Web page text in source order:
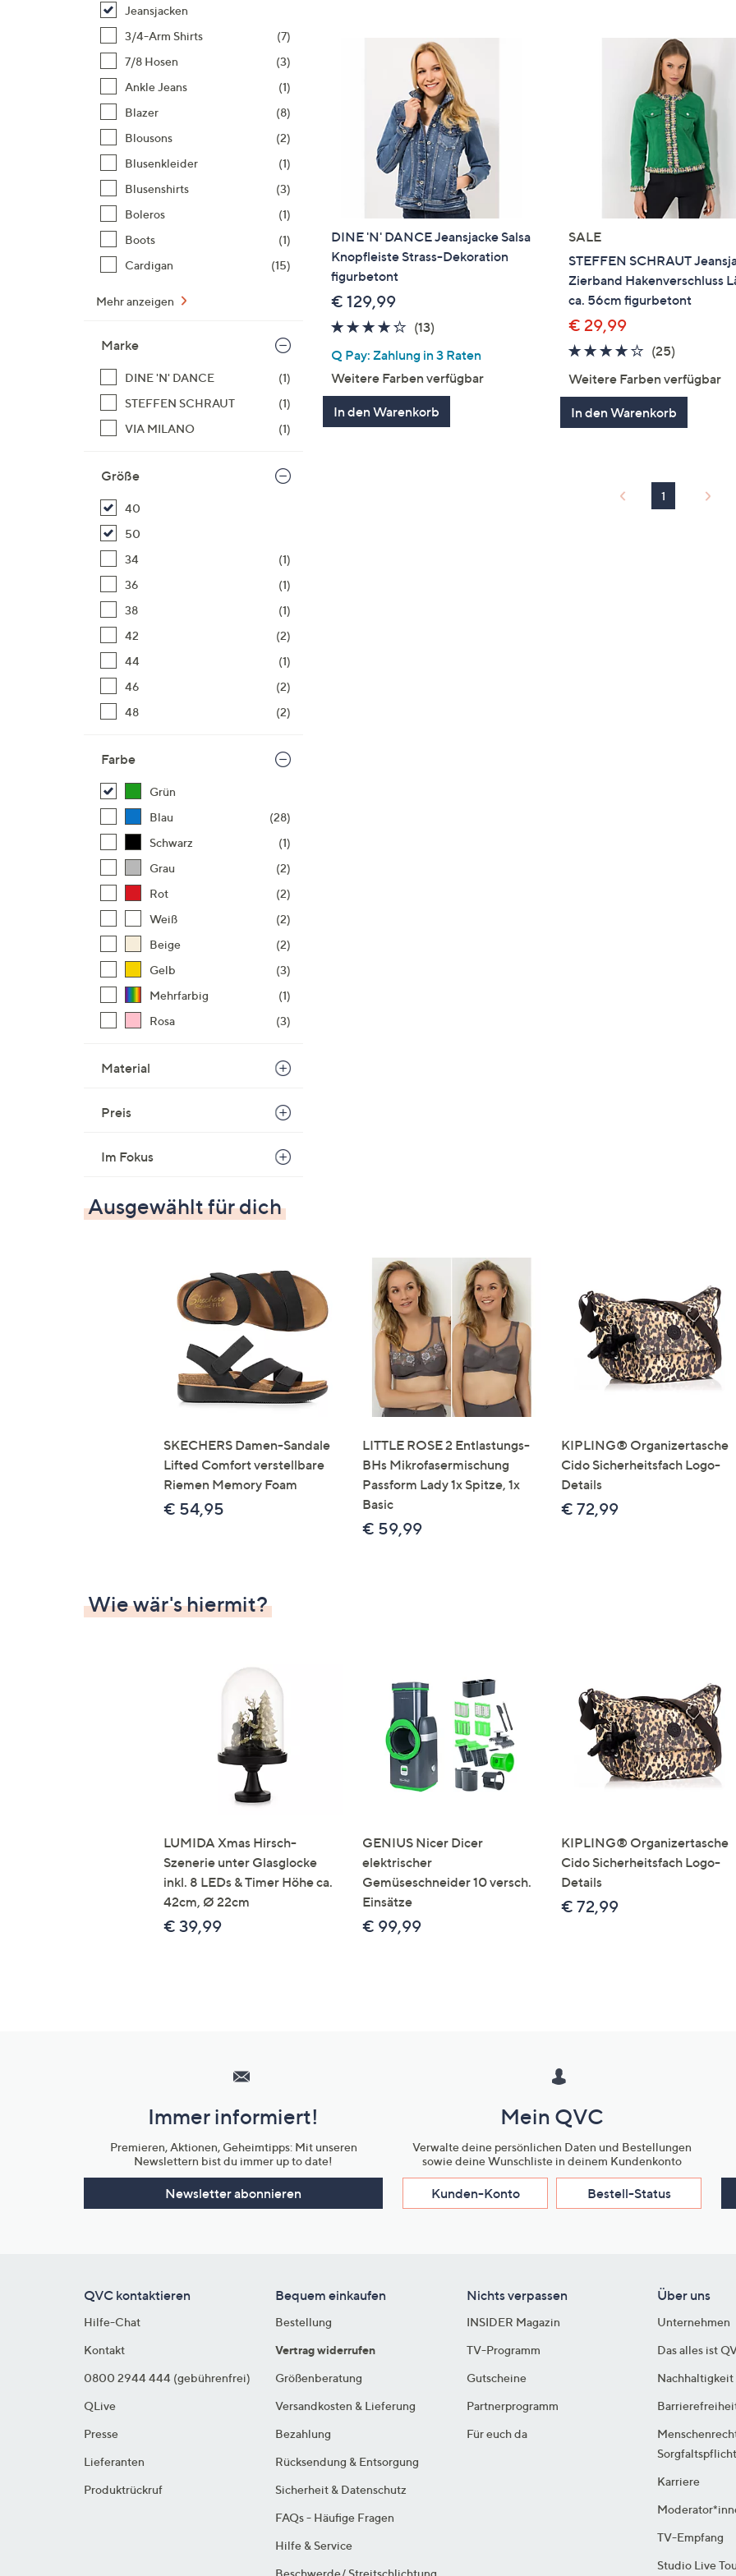
rechts,
anzuzeigen.
Jeansjacken
3/4-Arm Shirts
(7)
7/8 Hosen
(3)
Ankle Jeans
(1)
Blazer
(8)
Blousons
(2)
Blusenkleider
(1)
Blusenshirts
(3)
Boleros
(1)
Boots
(1)
Cardigan
(15)
Mehr anzeigen
Marke
DINE 'N' DANCE
(1)
STEFFEN SCHRAUT
(1)
VIA MILANO
(1)
Größe
40
50
34
(1)
36
(1)
38
(1)
42
(2)
44
(1)
46
(2)
48
(2)
Farbe
Grün
Blau
(28)
Schwarz
(1)
Grau
(2)
Rot
(2)
Weiß
(2)
Beige
(2)
Gelb
(3)
Mehrfarbig
(1)
Rosa
(3)
Material
Preis
Im Fokus
DINE 'N' DANCE Jeansjacke Salsa
Knopfleiste Strass-Dekoration
figurbetont
€ 129,99
4.2
5
(13)13
Q Pay: Zahlung in 3 Raten
Weitere Farben verfügbar
In den Warenkorb
SALE
STEFFEN SCHRAUT
Zierband Hakenverschluss
ca. 56cm figurbetont
€ 29,99
3.6
5
(25)
Weitere Farben verfügbar
In den Warenkorb
1
Ausgewählt für dich
SKECHERS Damen-Sandale
Lifted Comfort verstellbare
Riemen Memory Foam
€ 54,95
LITTLE ROSE 2 Entlastungs-
BHs Mikrofasermischung
Passform Lady 1x Spitze, 1x
Basic
€ 59,99
KIPLING® Organizertasche
Cido Sicherheitsfach Logo-
Details
€ 72,99
Wie wär's hiermit?
LUMIDA Xmas Hirsch-
Szenerie unter Glasglocke
inkl. 8 LEDs & Timer Höhe ca.
42cm, Ø 22cm
€ 39,99
GENIUS Nicer Dicer
elektrischer
Gemüseschneider 10 versch.
Einsätze
€ 99,99
KIPLING® Organizertasche
Cido Sicherheitsfach Logo-
Details
€ 72,99
Unternehmensinformationen
Immer informiert!
Premieren, Aktionen, Geheimtipps: Mit unseren
Newslettern bist du immer up to date!
Newsletter abonnieren
Mein QVC
Verwalte deine persönlichen Daten und Bestellungen
sowie deine Wunschliste in deinem Kundenkonto
Kunden-Konto Bestell-Status
QVC kontaktieren
Hilfe-Chat
Kontakt
0800 2944 444 (gebührenfrei)
QLive
Presse
Lieferanten
Produktrückruf
Bequem einkaufen
Bestellung
Vertrag widerrufen
Größenberatung
Versandkosten & Lieferung
Bezahlung
Rücksendung & Entsorgung
Sicherheit & Datenschutz
FAQs - Häufige Fragen
Hilfe & Service
Beschwerde/ Streitschlichtung
Nichts verpassen
INSIDER Magazin
TV-Programm
Gutscheine
Partnerprogramm
Für euch da
Über uns
Unternehmen
Das alles ist
Nachhaltigkeit
Karriere
TV-Empfang
Studio Live